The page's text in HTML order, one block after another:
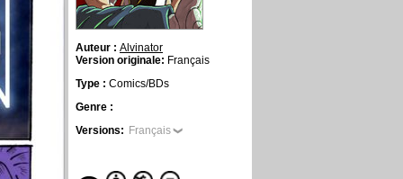
Auteur : Alvinator
Version originale: Français
Type : Comics/BDs
Genre :
Versions: Français